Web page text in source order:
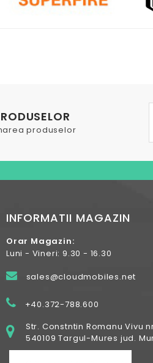
produselor
INFORMATII MAGAZIN
Orar Magazin:
Luni - Vineri: 9.30 - 16.30
sales@cloudmobiles.net
+40.372-788.600
Str. Constntin Romanu Vivu
540109 Targul-Mures jud.